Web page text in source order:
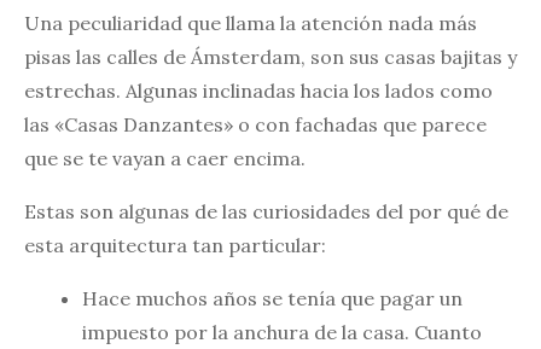
Una peculiaridad que llama la atención nada más
pisas las calles de Ámsterdam, son sus casas bajitas y
estrechas. Algunas inclinadas hacia los lados como
las «Casas Danzantes» o con fachadas que parece
que se te vayan a caer encima.
Estas son algunas de las curiosidades del por qué de
esta arquitectura tan particular:
Hace muchos años se tenía que pagar un
impuesto por la anchura de la casa. Cuanto